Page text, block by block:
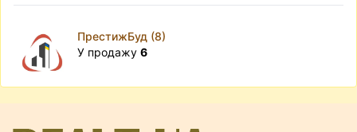
ПрестижБуд (8)
У продажу 6